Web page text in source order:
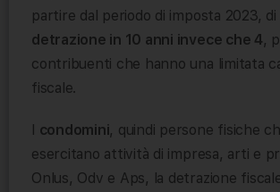
partire dal periodo di imposta 2023,
detrazione in 10 anni invece che 4,
contribuenti che hanno una limitata
fiscale.
I condomini, quindi persone fisiche
esercitano attività di impresa, arti e
Onlus, Odv e Aps, la detrazione